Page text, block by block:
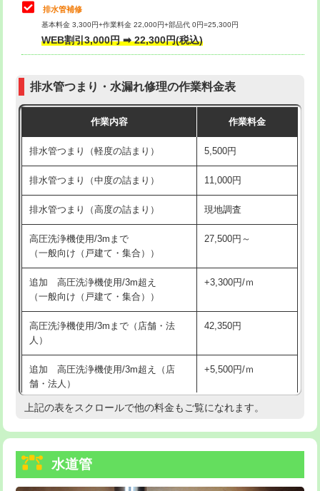
モルタル補修（厚さ10㎝まで）
モルタル補修（厚さ10㎝超え）
追加人工 16,500円
現場見積
※給水管工事は20mmまでの価格です。
式・ワンホール）)
交換・取付(排水栓・排水トラップ
交換・取付（その他部品） 11,000円+材料費
持込商品取付（単水栓） 13,200円
持込商品取付（混合水栓） 16,500円
持込商品取付（浄水器・分岐水栓） 16,500円
給水管工事※（ホール加工) 16,500円
給水管工事※（バンド止め) 3,300円
給水管工事※（支持金具設置)
給水管工事※（保温材使用（バンド止
め込み）)
5,500円
給水管工事※（土の掘削・埋め戻し作
業)
11,000円
給水管工事※（塩ビ管（VP・HI）使
用/3ｍまで)
33,000円
給水管工事※（塩ビ管（VP・HI）使
+8,800円
給水管工事※（ライニング鋼管・銅
管・ポリ管・HT管使用/3ｍまで)
排水管補修
基本料金 3,300円+作業料金 22,000円+部品代 0円=25,300円
WEB割引3,000円 ➡ 22,300円(税込)
排水管つまり・水漏れ修理の作業料金表
作業内容 作業料金
排水管つまり（軽度の詰まり） 5,500円
排水管つまり（中度の詰まり） 11,000円
排水管つまり（高度の詰まり） 現地調査
高圧洗浄機使用/3mまで
（一般向け（戸建て・集合））
27,500円～
追加 高圧洗浄機使用/3m超え
（一般向け（戸建て・集合））
+3,300円/ｍ
高圧洗浄機使用/3mまで（店舗・法
人）
42,350円
追加 高圧洗浄機使用/3m超え（店
舗・法人）
+5,500円/ｍ
高度高圧洗浄換 現地調査
トーラー機使用/3mまで
上記の表をスクロールで他の料金もご覧になれます。
水道管